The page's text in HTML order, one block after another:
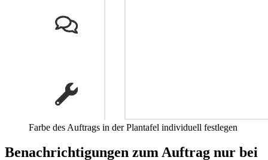
Farbe des Auftrags in der Plantafel individuell festlegen
Benachrichtigungen zum Auftrag nur bei